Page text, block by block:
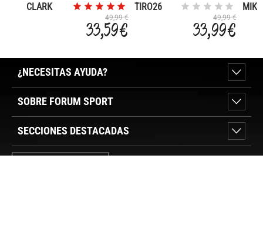
CLARK
49,99 €
33,59 €
TIRO26
49,99 €
33,99 €
¿NECESITAS AYUDA?
SOBRE FORUM SPORT
SECCIONES DESTACADAS